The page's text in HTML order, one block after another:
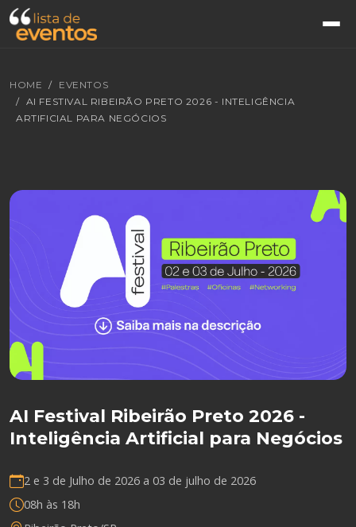
HOME
EVENTOS
AI FESTIVAL RIBEIRÃO PRETO 2026 - INTELIGÊNCIA
ARTIFICIAL PARA NEGÓCIOS
AI Festival Ribeirão Preto 2026 -
Inteligência Artificial para Negócios
2 e 3 de Julho de 2026 a 03 de julho de 2026
08h às 18h